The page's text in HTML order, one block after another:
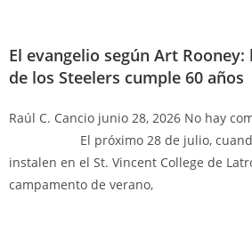
El evangelio según Art
de los Steelers cumple 60 años
Raúl C. Cancio junio 28, 2026 No hay
El próximo 28 de julio, cuando
instalen en el St. Vincent College de
campamento de verano,